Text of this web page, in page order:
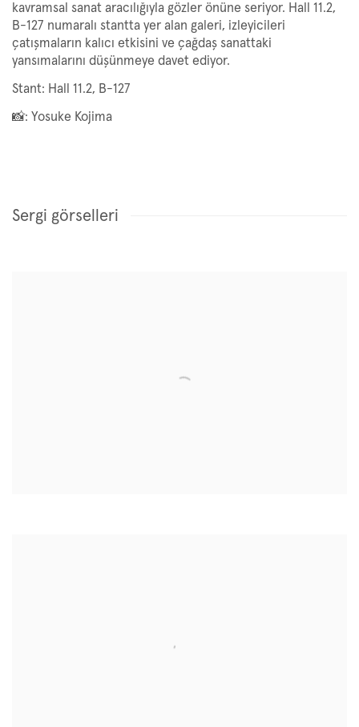
kavramsal sanat aracılığıyla gözler önüne seriyor. Hall 11.2,
B-127 numaralı stantta yer alan galeri, izleyicileri
çatışmaların kalıcı etkisini ve çağdaş sanattaki
yansımalarını düşünmeye davet ediyor.
Stant: Hall 11.2, B-127
📸: Yosuke Kojima
Sergi görselleri